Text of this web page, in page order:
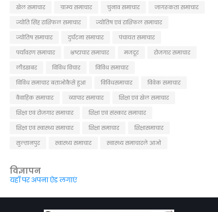
खेल समाचार
ग्राम्य समाचार चुनाव समाचार
जागरूकता समाचार
ज्योति सिंह राशिफल समाचार
ज्योतिष एवं राशिफल समाचार
ज्योतिष समाचार
दुर्घटना समाचार
पंचायत समाचार
पर्यावरण समाचार
भ्रष्टाचार समाचार मजदूर
रोजगार समाचार
लीडखबर
विविध विचार
विविध समाचार
विविध समाचार बताओकैसे हुआ
विविधसमाचार
विवेक समाचार
वैवाहिक समाचार
व्यापार समाचार
शिक्षा एवं खेल समाचार
शिक्षा एवं रोजगार समाचार
शिक्षा एवं संस्कार समाचार
शिक्षा एवं स्वास्थ्य समाचार
शिक्षा समाचार
शिक्षासमाचार
सुल्तानपुर
स्वास्थ्य समाचार स्वास्थ्य समाचारले आओ
विज्ञापन
यहाँ पर अपना ऐड लगाएं